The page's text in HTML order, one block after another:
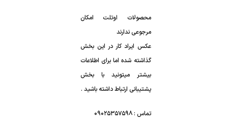
محصولات اوتلت امکان
مرجوعی ندارند
عکس ایراد کار در این بخش
گذاشته شده اما برای اطلاعات
بیشتر میتونید با بخش
پشتیبانی ارتباط داشته باشید .
تماس : ۰۹۰۲۵۳۵۷۵۹۸